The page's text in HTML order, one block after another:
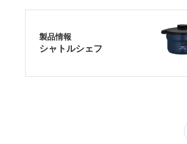
製品情報
シャトルシェフ